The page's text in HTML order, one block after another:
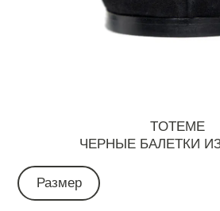
TOTEME
ЧЕРНЫЕ БАЛЕТКИ
Размер